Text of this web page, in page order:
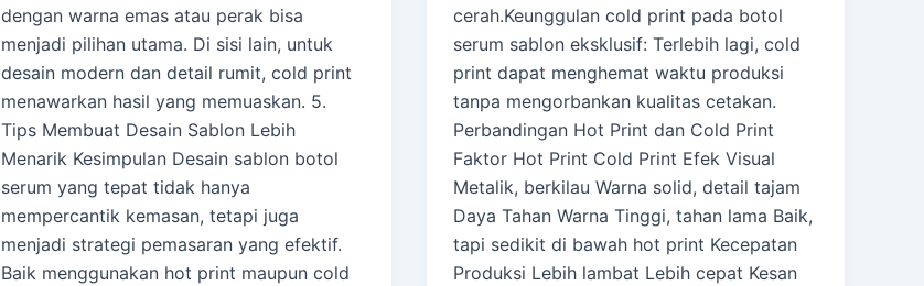
dengan warna emas atau perak bisa
menjadi pilihan utama. Di sisi lain, untuk
desain modern dan detail rumit, cold print
menawarkan hasil yang memuaskan. 5.
Tips Membuat Desain Sablon Lebih
Menarik Kesimpulan Desain sablon botol
serum yang tepat tidak hanya
mempercantik kemasan, tetapi juga
menjadi strategi pemasaran yang efektif.
Baik menggunakan hot print maupun cold
cerah.Keunggulan cold print pada botol
serum sablon eksklusif: Terlebih lagi, cold
print dapat menghemat waktu produksi
tanpa mengorbankan kualitas cetakan.
Perbandingan Hot Print dan Cold Print
Faktor Hot Print Cold Print Efek Visual
Metalik, berkilau Warna solid, detail tajam
Daya Tahan Warna Tinggi, tahan lama Baik,
tapi sedikit di bawah hot print Kecepatan
Produksi Lebih lambat Lebih cepat Kesan